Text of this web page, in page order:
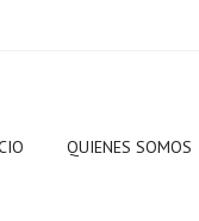
QUIENES SOMOS